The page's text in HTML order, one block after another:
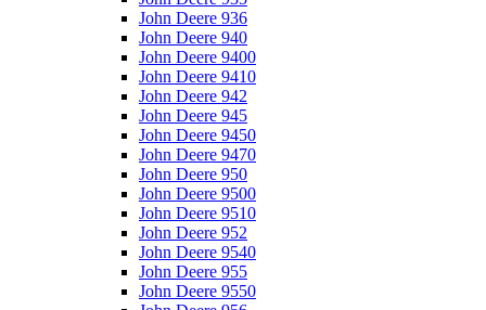
John Deere 936
John Deere 940
John Deere 9400
John Deere 9410
John Deere 942
John Deere 945
John Deere 9450
John Deere 9470
John Deere 950
John Deere 9500
John Deere 9510
John Deere 952
John Deere 9540
John Deere 955
John Deere 9550